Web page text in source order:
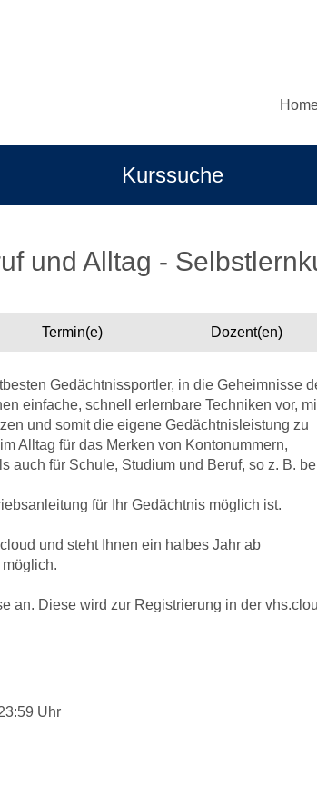
Kurssuche
und Alltag -
Termin(e) Dozent(en)
Gedächtnissportler, in die Geheimnisse
einfache, schnell erlernbare Techniken vor,
und somit die eigene Gedächtnisleistung zu
Alltag für das Merken von Kontonummern,
auch für Schule, Studium und Beruf, so z. B.
für Ihr Gedächtnis möglich ist.
und steht Ihnen ein halbes Jahr ab
an. Diese wird zur Registrierung in der
Uhr